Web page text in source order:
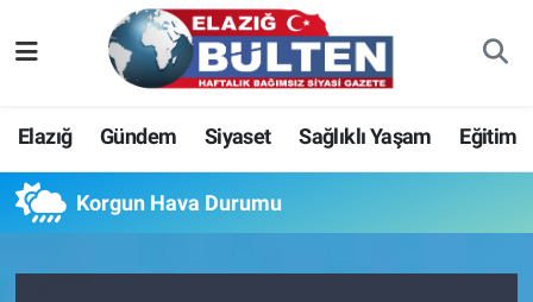
Elazığ Gündem Siyaset Sağlıklı Yaşam Eğitim
Korgun Hava Durumu
Asayiş
Bilim-Teknoloji
Eğitim
Ekonomi
Nöbetçi Eczaneler
Hava Durumu
Namaz Vakitleri
Trafik Durumu